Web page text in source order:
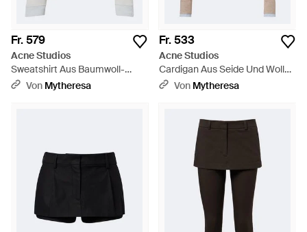
Fr. 579
Acne Studios
Sweatshirt Aus Baumwoll-
Fleece - Blau
Von Mytheresa
Fr. 533
Acne Studios
Cardigan Aus Seide Und Wolle -
Natur
Von Mytheresa